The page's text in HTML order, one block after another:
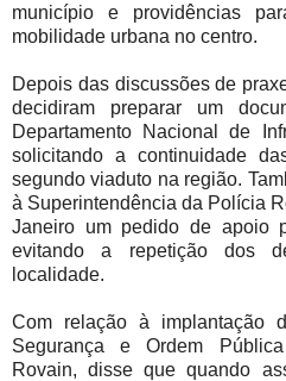
município e providências
mobilidade urbana no centro.
Depois das discussões de
decidiram preparar um
Departamento Nacional de
solicitando a continuidade
segundo viaduto na região.
à Superintendência da Polícia
Janeiro um pedido de apoio
evitando a repetição dos
localidade.
Com relação à implantação
Segurança e Ordem
Rovain, disse que quando